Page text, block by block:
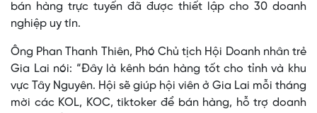
bán hàng trực tuyến đã được thiết lập cho 30 doanh
nghiệp uy tín.
Ông Phan Thanh Thiên, Phó Chủ tịch Hội Doanh nhân trẻ
Gia Lai nói: “Đây là kênh bán hàng tốt cho tỉnh và khu
vực Tây Nguyên. Hội sẽ giúp hội viên ở Gia Lai mỗi tháng
mời các KOL, KOC, tiktoker để bán hàng, hỗ trợ doanh